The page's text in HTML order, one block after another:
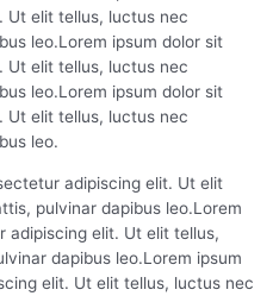
Ut elit tellus, luctus nec
leo.Lorem ipsum dolor sit
Ut elit tellus, luctus nec
leo.Lorem ipsum dolor sit
Ut elit tellus, luctus nec
leo.
adipiscing elit. Ut elit
pulvinar dapibus leo.Lorem
adipiscing elit. Ut elit tellus,
dapibus leo.Lorem ipsum
elit. Ut elit tellus, luctus nec